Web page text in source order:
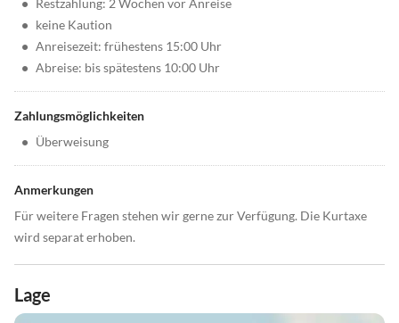
• Restzahlung: 2 Wochen vor Anreise
• keine Kaution
• Anreisezeit: frühestens 15:00 Uhr
• Abreise: bis spätestens 10:00 Uhr
Zahlungsmöglichkeiten
• Überweisung
Anmerkungen
Für weitere Fragen stehen wir gerne zur Verfügung. Die Kurtaxe
wird separat erhoben.
Lage